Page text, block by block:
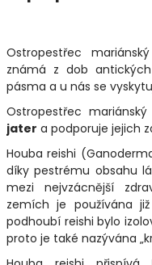
Ostropestřec
známá z dob
pásma a u nás se
Ostropestřec mariánský
jater a podporuje jejich
Houba reishi
díky pestrému obsahu
mezi nejvzácnější
zemích je používána
podhoubí reishi bylo
proto je také nazývána